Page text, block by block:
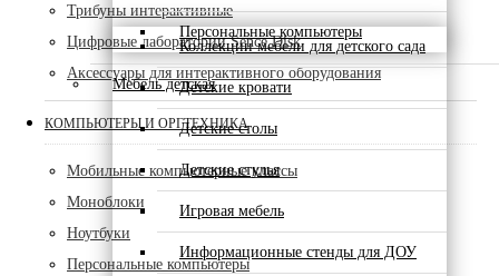
Персональные компьютеры
Мебель детская
Коллекции мебели для детского сада
Детские кровати
Детские столы
Детские стулья
Игровая мебель
Информационные стенды для ДОУ
Трибуны интерактивные
Цифровые лаборатории Sence Disk
Аксессуары для интерактивного оборудования
КОМПЬЮТЕРЫ И ОРГТЕХНИКА
Мобильные компьютерные классы
Моноблоки
Ноутбуки
Персональные компьютеры